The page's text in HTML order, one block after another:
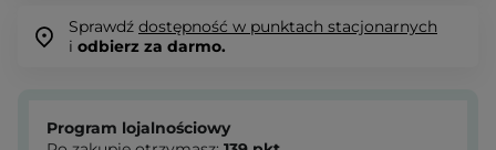
Sprawdź dostępność w punktach stacjonarnych
i odbierz za darmo.
Program lojalnościowy